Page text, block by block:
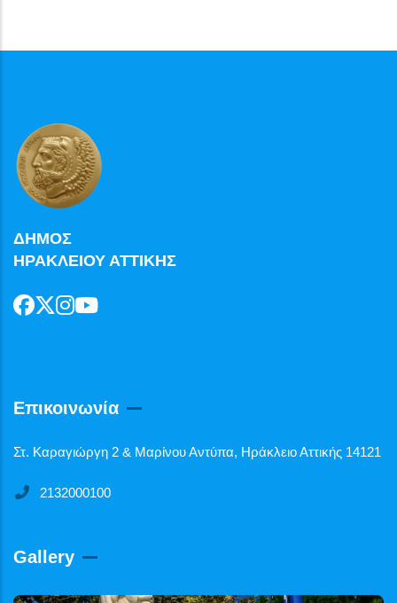
ΔΗΜΟΣ
ΗΡΑΚΛΕΙΟΥ ΑΤΤΙΚΗΣ
Επικοινωνία
Στ. Καραγιώργη 2 & Μαρίνου Αντύπα, Ηράκλειο Αττικής 14121
2132000100
Gallery